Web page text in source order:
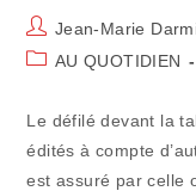
Auteur/autrice
de
Jean-Marie
PostAU QUOTIDIEN
Le défilé devant la
édités à compte
est assuré par celle